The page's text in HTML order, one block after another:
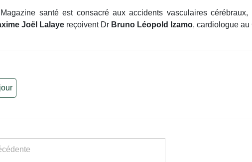
santé est consacré aux accidents vasculaires
Joël Lalaye reçoivent Dr Bruno Léopold Izamo, cardiologue